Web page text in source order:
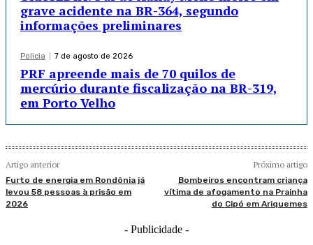
grave acidente na BR-364, segundo
informações preliminares
Policia 7 de agosto de 2026
PRF apreende mais de 70 quilos de
mercúrio durante fiscalização na BR-319,
em Porto Velho
Artigo anterior
Furto de energia em Rondônia já
levou 58 pessoas à prisão em
2026
Próximo artigo
Bombeiros encontram criança
vítima de afogamento na Prainha
do Cipó em Ariquemes
- Publicidade -